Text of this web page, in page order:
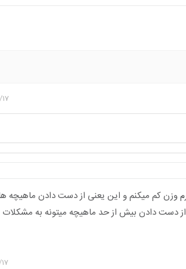
وزن کم میکنم و این یعنی از دست دادن ماهیچه
دست دادن بیش از حد ماهیچه میتونه به